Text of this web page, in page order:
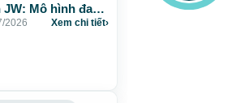
JW: Mô hình đa
chuẩn Hàn chăm
2026 Xem chi tiết›